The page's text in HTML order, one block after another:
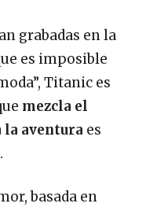
grabadas en la
es imposible
Titanic es
mezcla el
la aventura es
basada en